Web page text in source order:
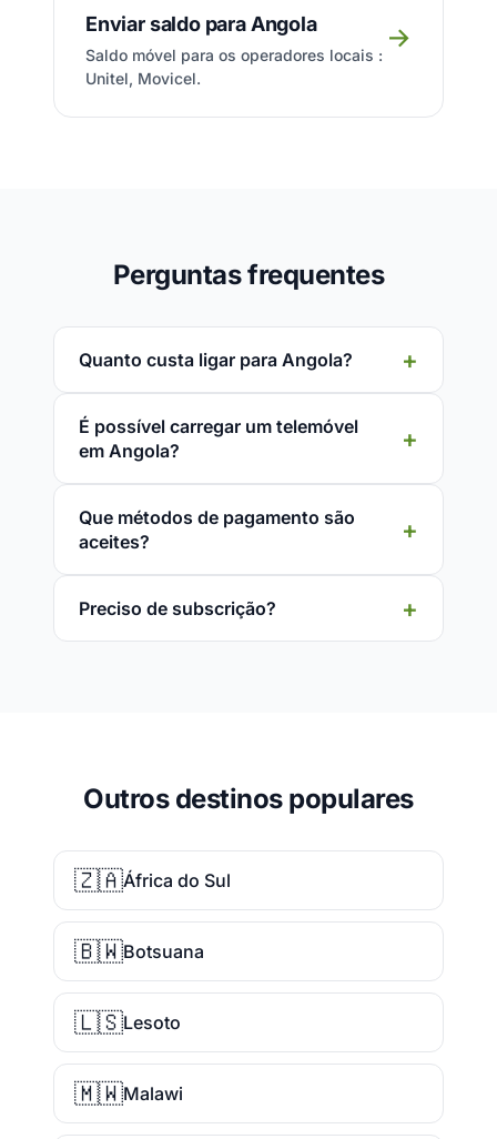
Enviar saldo para Angola
Saldo móvel para os operadores locais :
Unitel, Movicel.
→
Perguntas frequentes
Quanto custa ligar para Angola?
É possível carregar um telemóvel
em Angola?
Que métodos de pagamento são
aceites?
Preciso de subscrição?
Outros destinos populares
🇿🇦África do Sul
🇧🇼Botsuana
🇱🇸Lesoto
🇲🇼Malawi